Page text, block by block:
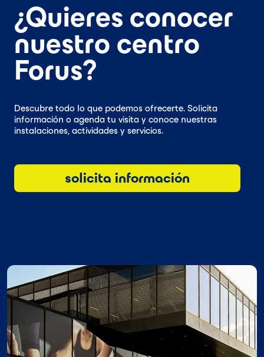
¿Quieres conocer
nuestro centro
Forus?
Descubre todo lo que podemos ofrecerte. Solicita
información o agenda tu visita y conoce nuestras
instalaciones, actividades y servicios.
solicita información